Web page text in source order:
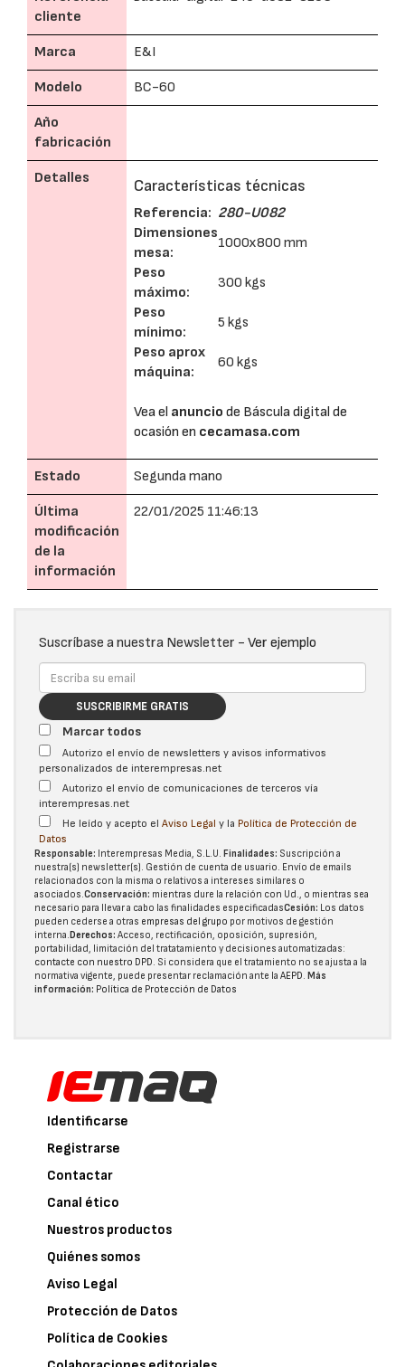
cliente
Marca E&I
Modelo BC-60
Año
fabricación
Detalles Características técnicas
Referencia: 280-U082
Dimensiones
mesa:
1000x800 mm
Peso
máximo:
300 kgs
Peso
mínimo:
5 kgs
Peso aprox
máquina:
60 kgs
Vea el anuncio de Báscula digital de
ocasión en cecamasa.com
Estado Segunda mano
Última
modificación
de la
información
22/01/2025 11:46:13
Suscríbase a nuestra Newsletter - Ver ejemplo
SUSCRIBIRME GRATIS
Marcar todos
Autorizo el envío de newsletters y avisos informativos
personalizados de interempresas.net
Autorizo el envío de comunicaciones de terceros vía
interempresas.net
He leído y acepto el Aviso Legal y la Política de Protección de
Datos
Responsable: Interempresas Media, S.L.U. Finalidades: Suscripción a
nuestra(s) newsletter(s). Gestión de cuenta de usuario. Envío de emails
relacionados con la misma o relativos a intereses similares o
asociados.Conservación: mientras dure la relación con Ud., o mientras sea
necesario para llevar a cabo las finalidades especificadasCesión: Los datos
pueden cederse a otras empresas del grupo por motivos de gestión
interna.Derechos: Acceso, rectificación, oposición, supresión,
portabilidad, limitación del tratatamiento y decisiones automatizadas:
contacte con nuestro DPD. Si considera que el tratamiento no se ajusta a la
normativa vigente, puede presentar reclamación ante la AEPD. Más
información: Política de Protección de Datos
Identificarse
Registrarse
Contactar
Canal ético
Nuestros productos
Quiénes somos
Aviso Legal
Protección de Datos
Política de Cookies